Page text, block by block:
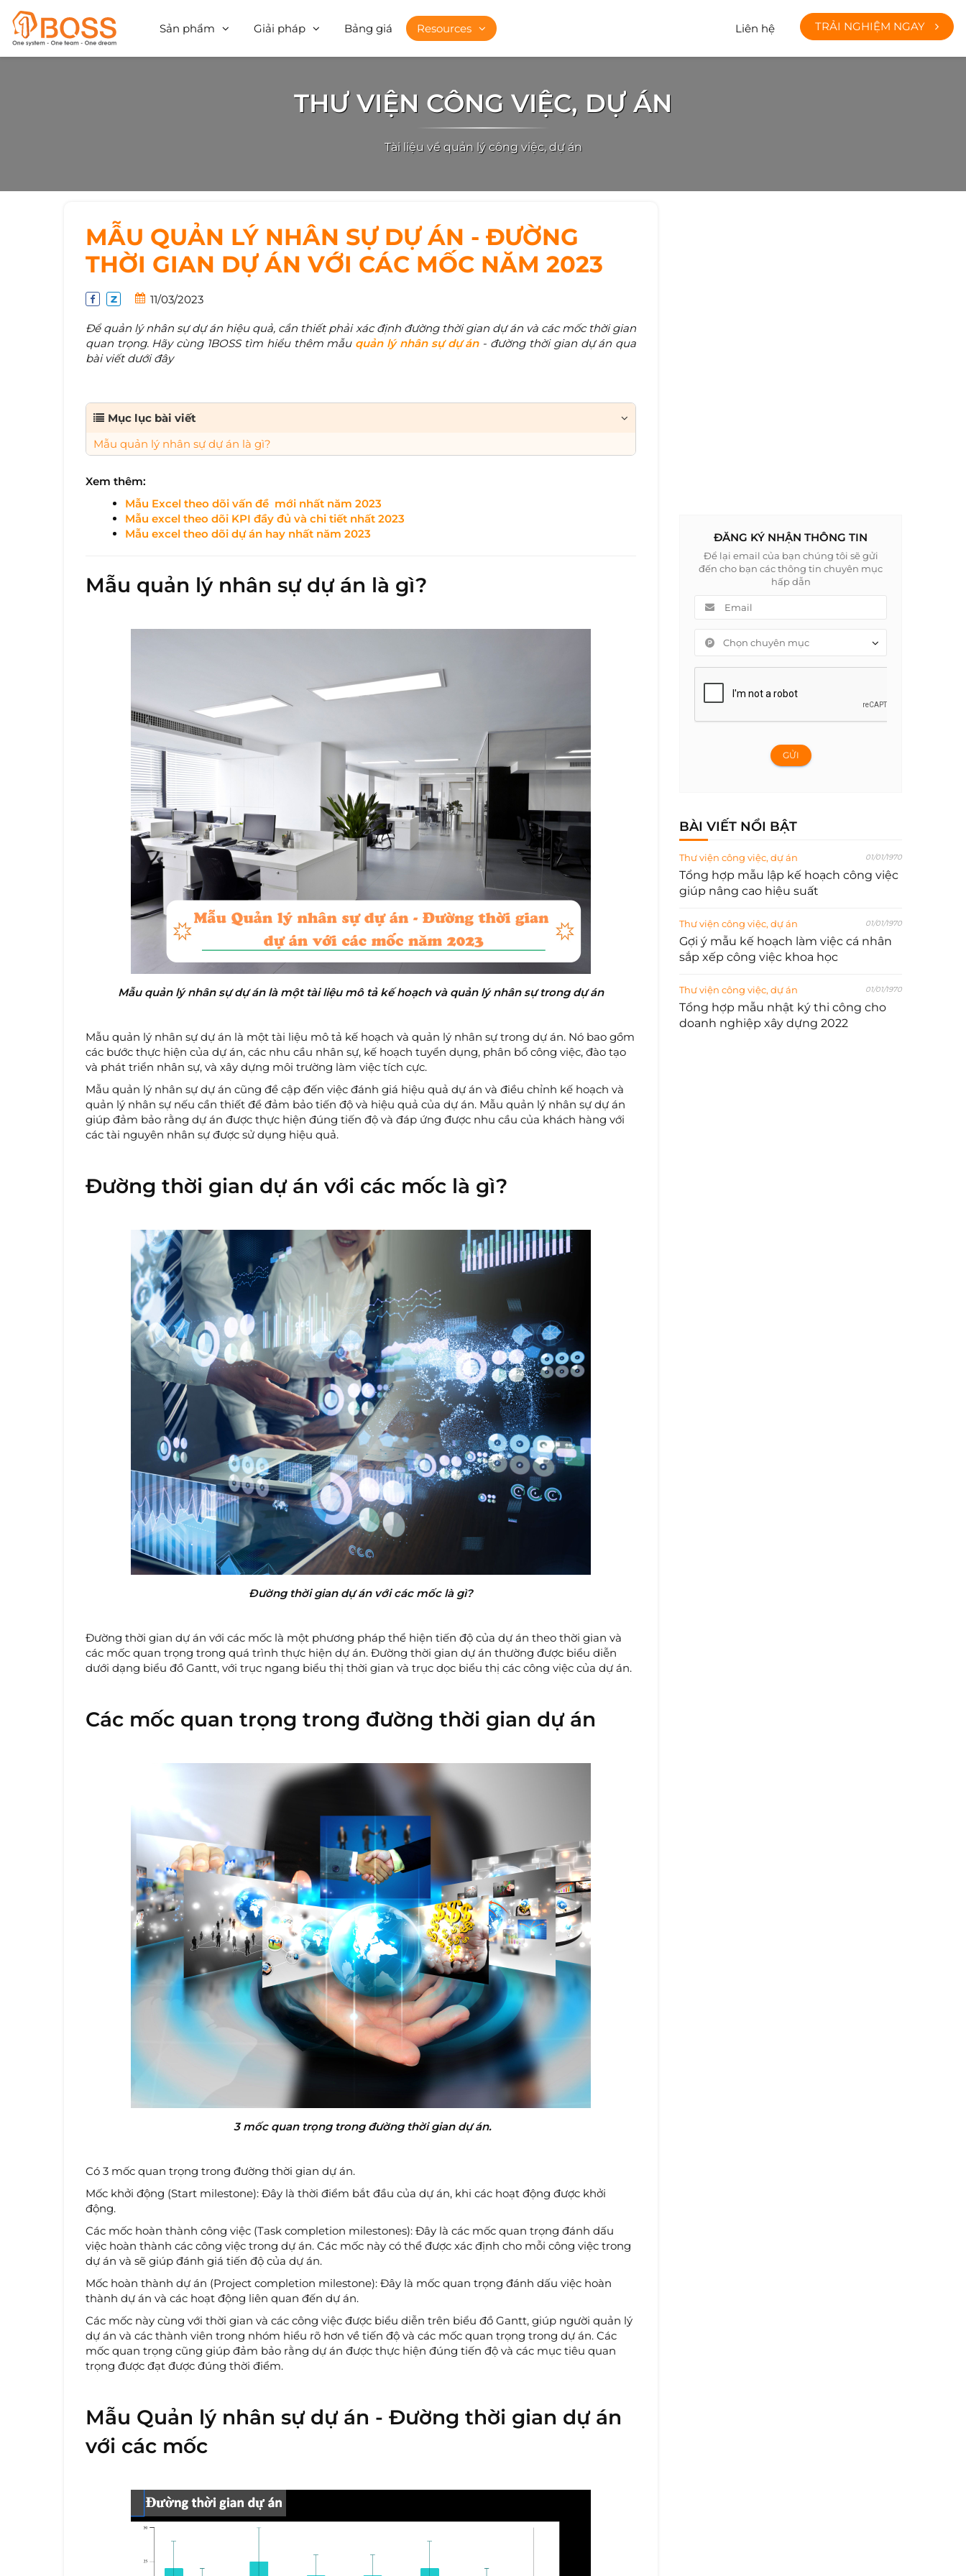
Sản phẩm Giải pháp Bảng giá Resources Liên hệ TRẢI NGHIỆM NGAY
THƯ VIỆN CÔNG VIỆC, DỰ ÁN
Tài liệu về quản lý công việc, dự án
MẪU QUẢN LÝ NHÂN SỰ DỰ ÁN - ĐƯỜNG
THỜI GIAN DỰ ÁN VỚI CÁC MỐC NĂM 2023
11/03/2023
Để quản lý nhân sự dự án hiệu quả, cần thiết phải xác định đường thời gian dự án và các mốc thời gian
quan trọng. Hãy cùng 1BOSS tìm hiểu thêm mẫuquản lý nhân sự dự án- đường thời gian dự án qua
bài viết dưới đây
Mục lục bài viết
Mẫu quản lý nhân sự dự án là gì?
Xem thêm:
Mẫu Excel theo dõi vấn đề mới nhất năm 2023​
Mẫu excel theo dõi KPI đầy đủ và chi tiết nhất 2023
Mẫu excel theo dõi dự án hay nhất năm 2023
Mẫu quản lý nhân sự dự án là gì?
Mẫu quản lý nhân sự dự án là một tài liệu mô tả kế hoạch và quản lý nhân sự trong dự án​
Mẫu quản lý nhân sự dự án là một tài liệu mô tả kế hoạch và quản lý nhân sự trong dự án. Nó bao gồm
các bước thực hiện của dự án, các nhu cầu nhân sự, kế hoạch tuyển dụng, phân bổ công việc, đào tạo
và phát triển nhân sự, và xây dựng môi trường làm việc tích cực.
Mẫu quản lý nhân sự dự án cũng đề cập đến việc đánh giá hiệu quả dự án và điều chỉnh kế hoạch và
quản lý nhân sự nếu cần thiết để đảm bảo tiến độ và hiệu quả của dự án. Mẫu quản lý nhân sự dự án
giúp đảm bảo rằng dự án được thực hiện đúng tiến độ và đáp ứng được nhu cầu của khách hàng với
các tài nguyên nhân sự được sử dụng hiệu quả.
Đường thời gian dự án với các mốc là gì?
Đường thời gian dự án với các mốc là gì?
Đường thời gian dự án với các mốc là một phương pháp thể hiện tiến độ của dự án theo thời gian và
các mốc quan trọng trong quá trình thực hiện dự án. Đường thời gian dự án thường được biểu diễn
dưới dạng biểu đồ Gantt, với trục ngang biểu thị thời gian và trục dọc biểu thị các công việc của dự án.
Các mốc quan trọng trong đường thời gian dự án
3 mốc quan trọng trong đường thời gian dự án.
Có 3 mốc quan trọng trong đường thời gian dự án.
Mốc khởi động (Start milestone): Đây là thời điểm bắt đầu của dự án, khi các hoạt động được khởi
động.
Các mốc hoàn thành công việc (Task completion milestones): Đây là các mốc quan trọng đánh dấu
việc hoàn thành các công việc trong dự án. Các mốc này có thể được xác định cho mỗi công việc trong
dự án và sẽ giúp đánh giá tiến độ của dự án.
Mốc hoàn thành dự án (Project completion milestone): Đây là mốc quan trọng đánh dấu việc hoàn
thành dự án và các hoạt động liên quan đến dự án.
Các mốc này cùng với thời gian và các công việc được biểu diễn trên biểu đồ Gantt, giúp người quản lý
dự án và các thành viên trong nhóm hiểu rõ hơn về tiến độ và các mốc quan trọng trong dự án. Các
mốc quan trọng cũng giúp đảm bảo rằng dự án được thực hiện đúng tiến độ và các mục tiêu quan
trọng được đạt được đúng thời điểm.
Mẫu Quản lý nhân sự dự án - Đường thời gian dự án
với các mốc
ĐĂNG KÝ NHẬN THÔNG TIN
Để lại email của bạn chúng tôi sẽ gửi
đến cho bạn các thông tin chuyên mục
hấp dẫn
Chọn chuyên mục
GỬI
BÀI VIẾT NỔI BẬT
Thư viện công việc, dự án 01/01/1970
Tổng hợp mẫu lập kế hoạch công việc
giúp nâng cao hiệu suất
Thư viện công việc, dự án 01/01/1970
Gợi ý mẫu kế hoạch làm việc cá nhân
sắp xếp công việc khoa học
Thư viện công việc, dự án 01/01/1970
Tổng hợp mẫu nhật ký thi công cho
doanh nghiệp xây dựng 2022